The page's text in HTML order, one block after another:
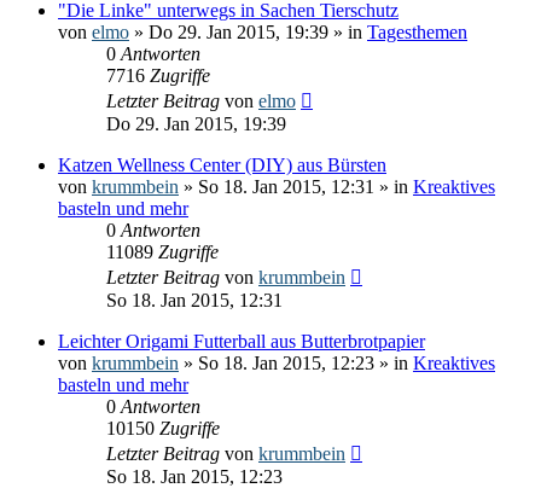
"Die Linke" unterwegs in Sachen Tierschutz
von elmo » Do 29. Jan 2015, 19:39 » in Tagesthemen
0 Antworten
7716 Zugriffe
Letzter Beitrag von elmo
Do 29. Jan 2015, 19:39
Katzen Wellness Center (DIY) aus Bürsten
von krummbein » So 18. Jan 2015, 12:31 » in Kreaktives
basteln und mehr
0 Antworten
11089 Zugriffe
Letzter Beitrag von krummbein
So 18. Jan 2015, 12:31
Leichter Origami Futterball aus Butterbrotpapier
von krummbein » So 18. Jan 2015, 12:23 » in Kreaktives
basteln und mehr
0 Antworten
10150 Zugriffe
Letzter Beitrag von krummbein
So 18. Jan 2015, 12:23